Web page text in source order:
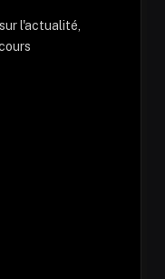
l'actualité,